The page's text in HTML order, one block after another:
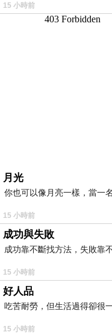
15 小時前
月光
你也可以像月亮一樣，當一
15 小時前
成功與失敗
成功靠不斷找方法，失敗靠
15 小時前
好人品
吃苦耐勞，但生活過得卻很
15 小時前